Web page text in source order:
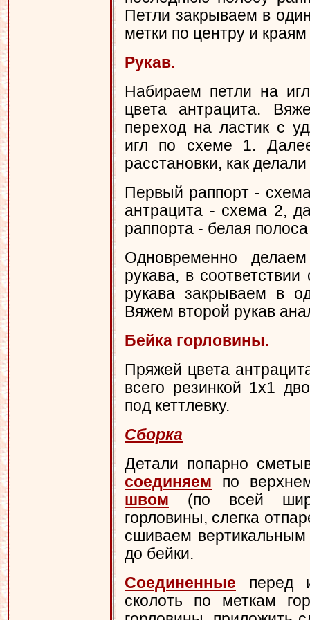
Петли закрываем в
метки по центру и
Рукав.
Набираем петли на
цвета антрацита.
переход на ластик с
игл по схеме 1.
расстановки, как
Первый раппорт -
антрацита - схема 2,
раппорта - белая
Одновременно
рукава, в
рукава закрываем в
Вяжем второй рукав
Бейка горловины.
Пряжей цвета
всего резинкой 1х1
под кеттлевку.
Сборка
Детали попарно
соединяем по
швом (по всей
горловины, слегка
сшиваем
до бейки.
Соединенные перед
сколоть по меткам